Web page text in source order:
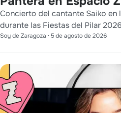
Concierto del cantante Saiko en
durante las Fiestas del Pilar
Soy de Zaragoza · 5 de agosto de 2026